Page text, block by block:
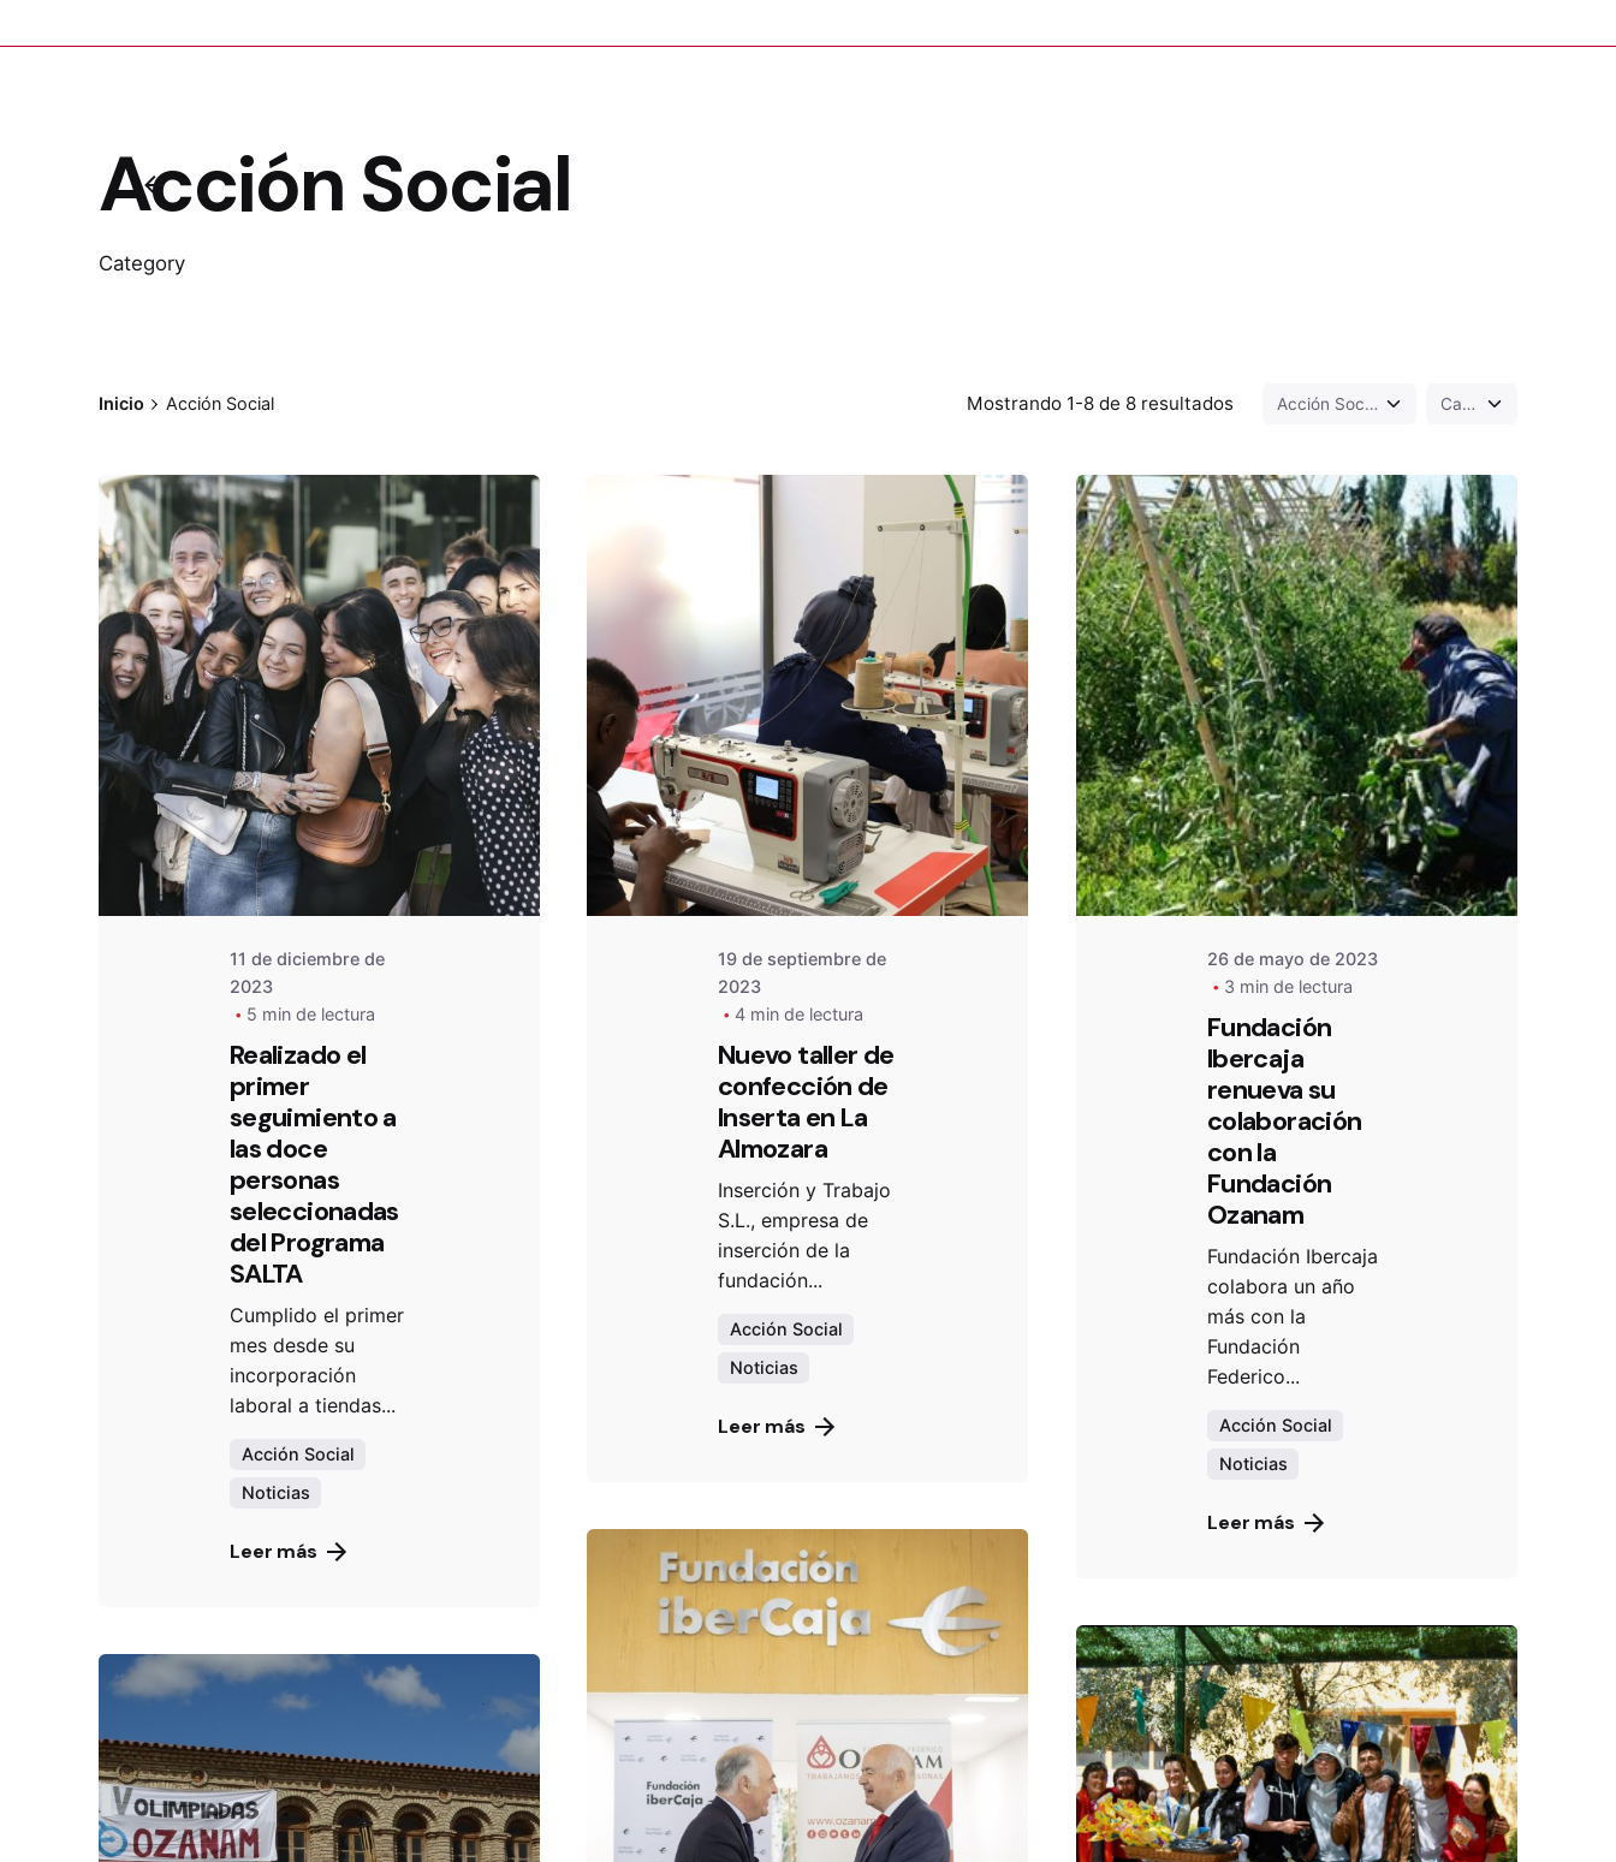
Acción Social
Category
Inicio Acción Social Mostrando 1-8 de 8 resultados
De
OZANAM
11 de diciembre de
2023
5 min de lectura
Realizado el
primer
seguimiento a
las doce
personas
seleccionadas
del Programa
SALTA
Cumplido el primer
mes desde su
incorporación
laboral a tiendas...
Acción Social
Noticias
Leer más
De
OZANAM
19 de septiembre de
2023
4 min de lectura
Nuevo taller de
confección de
Inserta en La
Almozara
Inserción y Trabajo
S.L., empresa de
inserción de la
fundación...
Acción Social
Noticias
Leer más
De
OZANAM
26 de mayo de 2023
3 min de lectura
Fundación
Ibercaja
renueva su
colaboración
con la
Fundación
Ozanam
Fundación Ibercaja
colabora un año
más con la
Fundación
Federico...
Acción Social
Noticias
Leer más
De
OZANAM